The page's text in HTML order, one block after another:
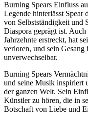
Burning Spears Einfluss
Legende hinterlässt Spear
von Selbstständigkeit und
Diaspora geprägt ist.
Jahrzehnte erstreckt, hat
verloren, und sein
unverwechselbar.
Burning Spears
und seine Musik inspiriert
der ganzen Welt. Sein
Künstler zu hören, die in
Botschaft von Liebe und